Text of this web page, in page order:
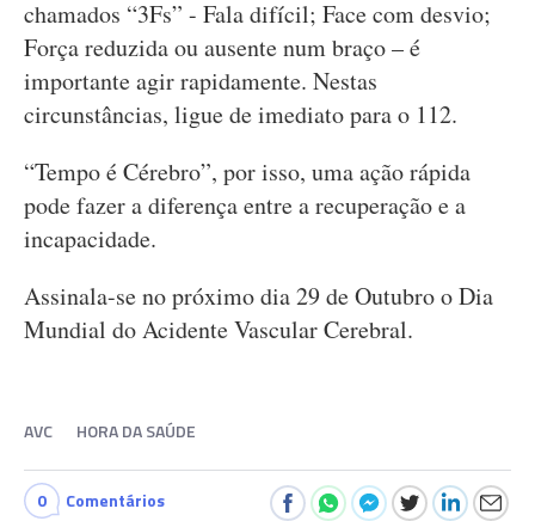
chamados “3Fs” - Fala difícil; Face com desvio;
Força reduzida ou ausente num braço – é
importante agir rapidamente. Nestas
circunstâncias, ligue de imediato para o 112.
“Tempo é Cérebro”, por isso, uma ação rápida
pode fazer a diferença entre a recuperação e a
incapacidade.
Assinala-se no próximo dia 29 de Outubro o Dia
Mundial do Acidente Vascular Cerebral.
AVC HORA DA SAÚDE
0 Comentários